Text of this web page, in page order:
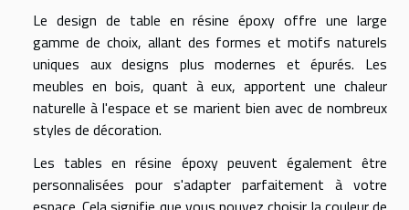
Le design de table en résine époxy offre une large
gamme de choix, allant des formes et motifs naturels
uniques aux designs plus modernes et épurés. Les
meubles en bois, quant à eux, apportent une chaleur
naturelle à l'espace et se marient bien avec de nombreux
styles de décoration.
Les tables en résine époxy peuvent également être
personnalisées pour s'adapter parfaitement à votre